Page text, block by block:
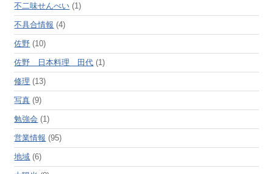
不二味せんべい (1)
不具合情報 (4)
佐野 (10)
佐野 日本料理 田代 (1)
修理 (13)
写真 (9)
勉強会 (1)
営業情報 (95)
地域 (6)